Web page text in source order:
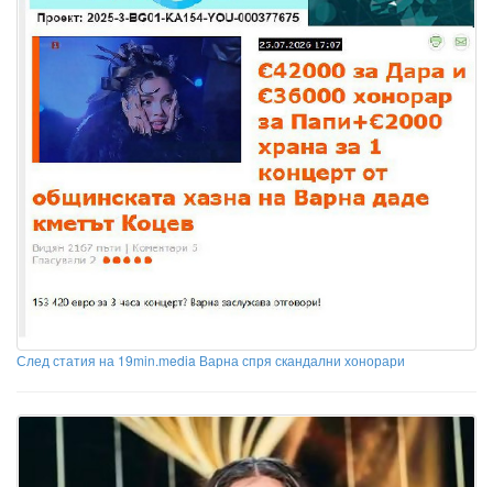
След статия на 19min.media Варна спря скандални хонорари